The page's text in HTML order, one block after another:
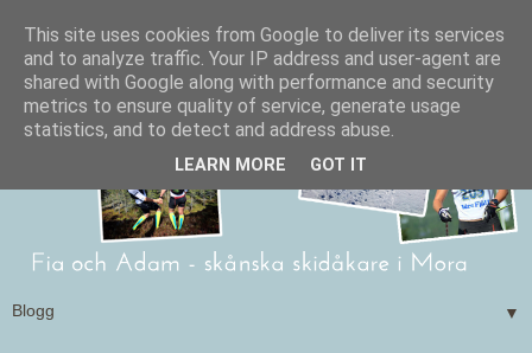
▼
This site uses cookies from Google to deliver its services
and to analyze traffic. Your IP address and user-agent are
shared with Google along with performance and security
metrics to ensure quality of service, generate usage
statistics, and to detect and address abuse.
LEARN MORE GOT IT